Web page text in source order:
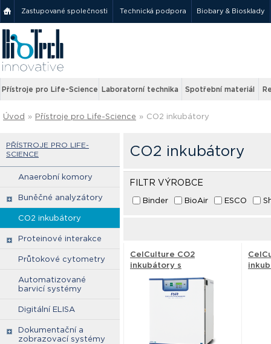
Zastupované společnosti Technická podpora Biobary & Biosklady
Přístroje pro Life-Science Laboratorní technika Spotřební materiál
Úvod » Přístroje pro Life-Science » CO2 inkubátory
PŘÍSTROJE PRO LIFE-
SCIENCE
Anaerobní komory
Buněčné analyzátory
CO2 inkubátory
Proteinové interakce
Průtokové cytometry
Automatizované
barvicí systémy
Digitální ELISA
Dokumentační a
zobrazovací systémy
CO2 inkubátory
FILTR VÝROBCE
Binder BioAir ESCO
CelCulture CO2
inkubátory s
vysokoteplotní
dekontaminací 180˚C -